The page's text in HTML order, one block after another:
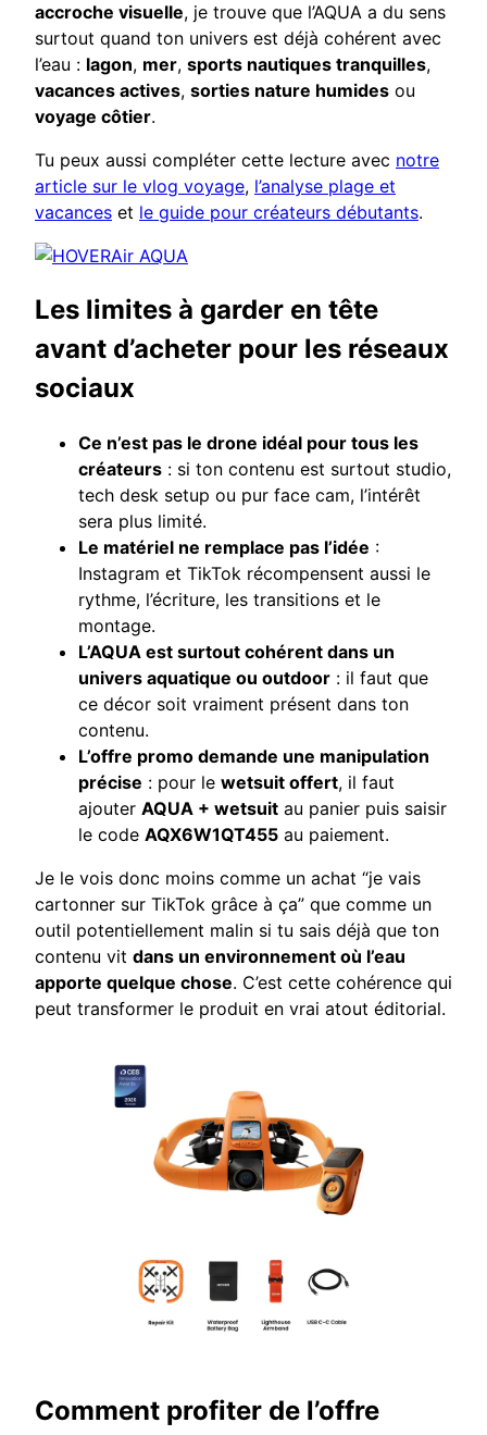
accroche visuelle, je trouve que l’AQUA a du sens
surtout quand ton univers est déjà cohérent avec
l’eau : lagon, mer, sports nautiques tranquilles,
vacances actives, sorties nature humides ou
voyage côtier.
Tu peux aussi compléter cette lecture avec notre
article sur le vlog voyage, l’analyse plage et
vacances et le guide pour créateurs débutants.
Les limites à garder en tête
avant d’acheter pour les réseaux
sociaux
Ce n’est pas le drone idéal pour tous les
créateurs : si ton contenu est surtout studio,
tech desk setup ou pur face cam, l’intérêt
sera plus limité.
Le matériel ne remplace pas l’idée :
Instagram et TikTok récompensent aussi le
rythme, l’écriture, les transitions et le
montage.
L’AQUA est surtout cohérent dans un
univers aquatique ou outdoor : il faut que
ce décor soit vraiment présent dans ton
contenu.
L’offre promo demande une manipulation
précise : pour le wetsuit offert, il faut
ajouter AQUA + wetsuit au panier puis saisir
le code AQX6W1QT455 au paiement.
Je le vois donc moins comme un achat “je vais
cartonner sur TikTok grâce à ça” que comme un
outil potentiellement malin si tu sais déjà que ton
contenu vit dans un environnement où l’eau
apporte quelque chose. C’est cette cohérence qui
peut transformer le produit en vrai atout éditorial.
Comment profiter de l’offre